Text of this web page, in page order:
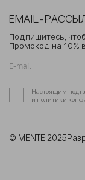
© MENTE 2025
EMAIL-
Подпишитесь,
Промокод на 10%
Настоящим
и политики